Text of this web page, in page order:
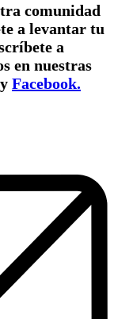
comunidad
a levantar tu
a
en nuestras
y Facebook.